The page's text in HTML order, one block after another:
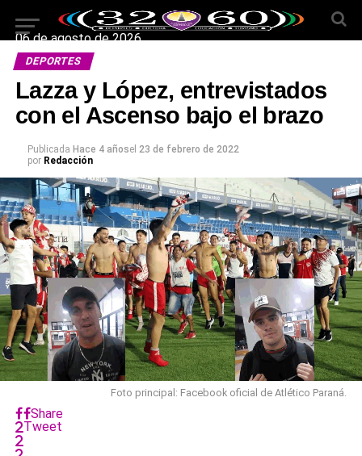
06 de agosto de 2026
DEPORTES
Lazza y López, entrevistados
con el Ascenso bajo el brazo
Publicada Hace 4 añosel 23 de febrero de 2022
por Redacción
Foto principal: Facebook oficial de Atlético Paraná.
Share
Tweet